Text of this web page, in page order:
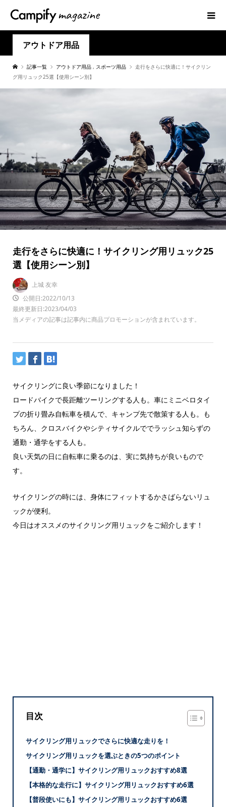
アウトドア用品
記事一覧 アウトドア用品 , スポーツ用品
走行をさらに快適に！サイクリン
グ用リュック25選【使用シーン別】
走行をさらに快適に！サイクリング用リュック25
選【使用シーン別】
上城 友幸
公開日:2022/10/13
最終更新日:2023/04/03
当メディアの記事は記事内に商品プロモーションが含まれています。
サイクリングに良い季節になりました！
ロードバイクで長距離ツーリングする人も。車にミニベロタイ
プの折り畳み自転車を積んで、キャンプ先で散策する人も。も
ちろん、クロスバイクやシティサイクルででラッシュ知らずの
通勤・通学をする人も。
良い天気の日に自転車に乗るのは、実に気持ちが良いもので
す。
サイクリングの時には、身体にフィットするかさばらないリュ
ックが便利。
今日はオススメのサイクリング用リュックをご紹介します！
目次
サイクリング用リュックでさらに快適な走りを！
サイクリング用リュックを選ぶときの5つのポイント
【通勤・通学に】サイクリング用リュックおすすめ8選
【本格的な走行に】サイクリング用リュックおすすめ6選
【普段使いにも】サイクリング用リュックおすすめ6選